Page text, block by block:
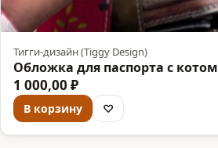
Тигги-дизайн (Tiggy Design)
Обложка для паспорта с котом
1 000,00 ₽
В корзину ♡